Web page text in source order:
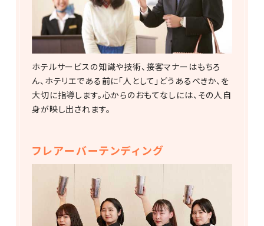
ホテルサービスの知識や技術、接客マナーはもちろ
ん、ホテリエである前に「人として」どうあるべきか、を
大切に指導します。心からのおもてなしには、その人自
身が映し出されます。
フレアーバーテンディング